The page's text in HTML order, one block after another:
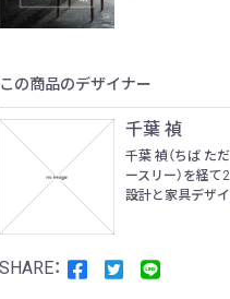
この商品のデザイナー
千葉 禎
千葉 禎（ちば た
ースリー）を経
設計と家具デザ